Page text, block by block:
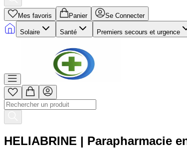
Mes favoris Panier Se Connecter
Solaire Santé Premiers secours et urgence
HELIABRINE | Parapharmacie